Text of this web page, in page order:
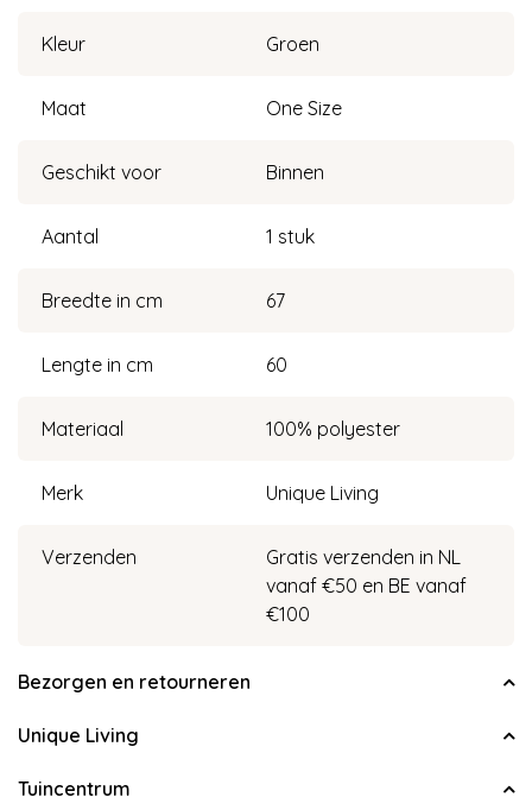
Kleur Groen
Maat One Size
Geschikt voor Binnen
Aantal 1 stuk
Breedte in cm 67
Lengte in cm 60
Materiaal 100% polyester
Merk Unique Living
Verzenden
Gratis verzenden in NL
vanaf €50 en BE vanaf
€100
Bezorgen en retourneren
Unique Living
Tuincentrum